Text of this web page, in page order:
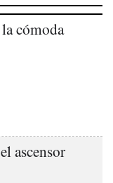
la cómoda
el ascensor